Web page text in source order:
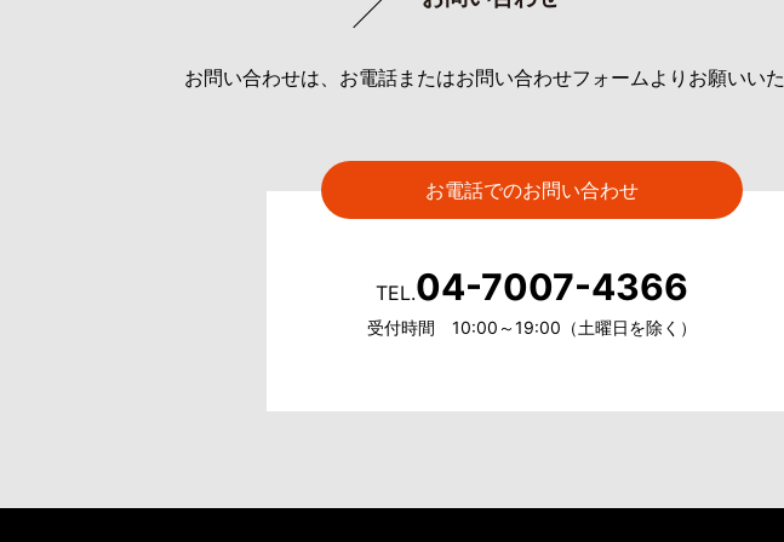
お問い合わせは、お電話またはお問い合わせフォームよりお願いいた
お電話でのお問い合わせ
TEL.04-7007-4366
受付時間 10:00～19:00（土曜日を除く）